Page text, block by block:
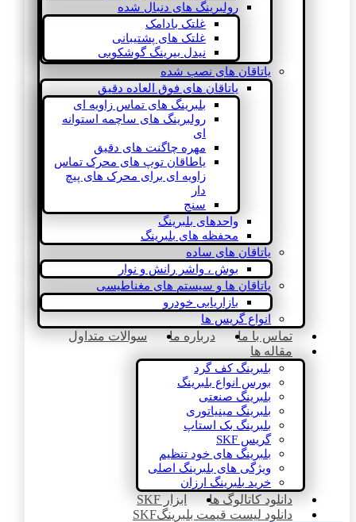
رولبرینگ های دنبال شده
غلتک بادامک
غلتک های پشتیبانی
نیدل بیرینگ گوشکوبی
یاتاقان های نصب شده
یاتاقان های فوق العاده دقیق
بلبرینگ های تماس زاویه ای
رولبرینگ های ساچمه استوانه
ای
مهره چاگنت های دقیق
یاطاقان توپ های محرک تماس
زاویه ای برای محرک های پیچ
دار
سنج
واحدهای بلبرینگ
محفظه های بلبرینگ
یاتاقان های ساده
بوش ، واشر رانش و نوار
یاتاقان ها و سیستم های مغناطیسی
بازاریابی خودرو
انواع گریس ها
تماس با ما درباره ما
سوالات متداول
مقاله ها
بلبرینگ کف گرد
بورس انواع بلبرینگ
بلبرینگ صنعتی
بلبرینگ مینیاتوری
بلبرینگ بک استاپ
گریس SKF
بلبرینگ های خود تنظیم
ویژگی های بلبرینگ اصلی
خرید بلبرینگ ارزان
دانلود کاتالوگ ها
ابزار SKF
دانلود لیست قیمت بلبرینگSKF